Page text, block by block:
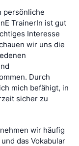
persönliche
TrainerIn ist gut
Interesse
wir uns die
Durch
mich befähigt, in
sicher zu
wir häufig
das Vokabular